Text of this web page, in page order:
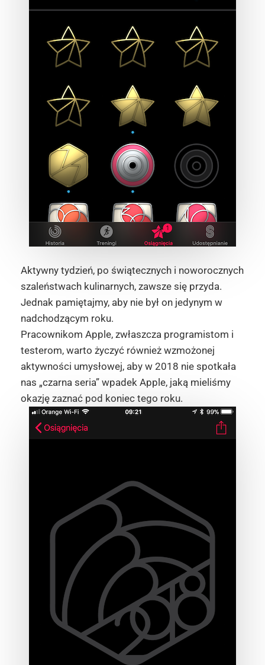
Aktywny tydzień, po świątecznych i noworocznych
szaleństwach kulinarnych, zawsze się przyda.
Jednak pamiętajmy, aby nie był on jedynym w
nadchodzącym roku.
Pracownikom Apple, zwłaszcza programistom i
testerom, warto życzyć również wzmożonej
aktywności umysłowej, aby w 2018 nie spotkała
nas „czarna seria” wpadek Apple, jaką mieliśmy
okazję zaznać pod koniec tego roku.